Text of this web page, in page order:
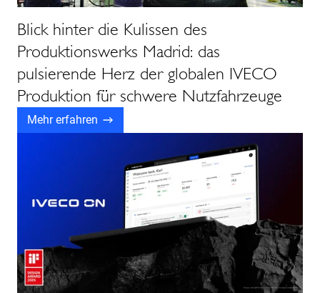
Blick hinter die Kulissen des
Produktionswerks Madrid: das
pulsierende Herz der globalen IVECO
Produktion für schwere Nutzfahrzeuge
Mehr erfahren